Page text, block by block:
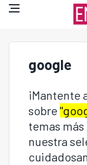
google
¡Mantente
sobre
temas
nuestra